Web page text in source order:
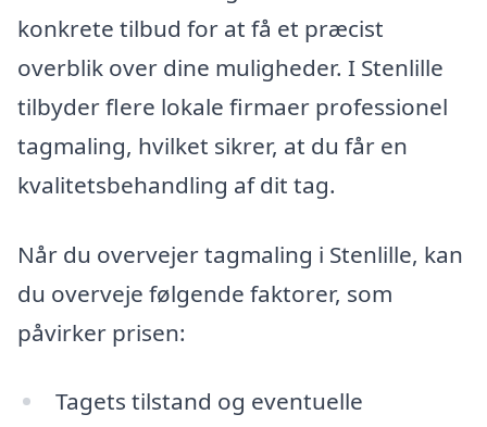
konkrete tilbud for at få et præcist
overblik over dine muligheder. I Stenlille
tilbyder flere lokale firmaer professionel
tagmaling, hvilket sikrer, at du får en
kvalitetsbehandling af dit tag.
Når du overvejer tagmaling i Stenlille, kan
du overveje følgende faktorer, som
påvirker prisen:
Tagets tilstand og eventuelle